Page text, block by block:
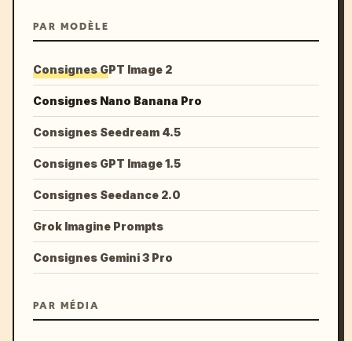
PAR MODÈLE
Consignes GPT Image 2
Consignes Nano Banana Pro
Consignes Seedream 4.5
Consignes GPT Image 1.5
Consignes Seedance 2.0
Grok Imagine Prompts
Consignes Gemini 3 Pro
PAR MÉDIA